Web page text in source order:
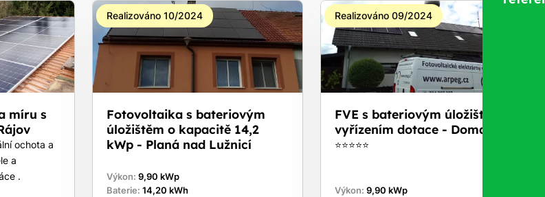
míru s
ochota a
a
.
Realizováno 10/2024
Fotovoltaika s bateriovým
úložištěm o kapacitě 14,2
kWp - Planá nad Lužnicí
Výkon: 9,90 kWp
Baterie: 14,20 kWh
Realizováno 09/2024
FVE s bateriovým úložištěm a
vyřízením dotace - Domanín
⭐⭐⭐⭐⭐
Výkon: 9,90 kWp